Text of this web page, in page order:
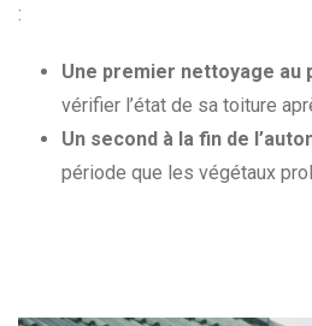
:
Une premier nettoyage au
vérifier l’état de sa toiture
Un second à la fin de
période que les végétaux